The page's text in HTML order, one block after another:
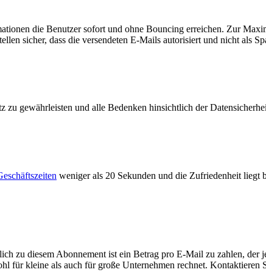
die Benutzer sofort und ohne Bouncing erreichen. Zur
sicher, dass die versendeten E-Mails autorisiert und nicht als
gewährleisten und alle Bedenken hinsichtlich der
weniger als 20 Sekunden und die Zufriedenheit liegt
zu diesem Abonnement ist ein Betrag pro E-Mail zu zahlen, der
für kleine als auch für große Unternehmen rechnet. Kontaktieren